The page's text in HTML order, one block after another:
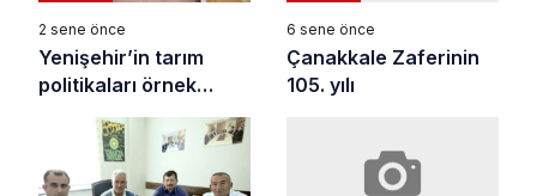
2 sene önce
Yenişehir’in tarım
politikaları örnek
oluyor
6 sene önce
Çanakkale Zaferinin
105. yılı